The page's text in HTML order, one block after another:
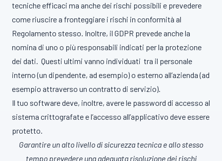
tecniche efficaci ma anche dei rischi possibili e prevedere
come riuscire a fronteggiare i rischi in conformità al
Regolamento stesso. Inoltre, il GDPR prevede anche la
nomina di uno o più responsabili indicati per la protezione
dei dati. Questi ultimi vanno individuati tra il personale
interno (un dipendente, ad esempio) o esterno all’azienda (ad
esempio attraverso un contratto di servizio).
Il tuo software deve, inoltre, avere le password di accesso al
sistema crittografate e l’accesso all’applicativo deve essere
protetto.
Garantire un alto livello di sicurezza tecnica e allo stesso
tempo prevedere una adeguata risoluzione dei rischi